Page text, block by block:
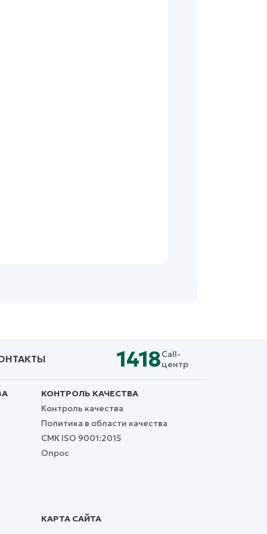
1418Call-
центр
КОНТРОЛЬ КАЧЕСТВА
Контроль качества
Политика в области качества
СМК ISO 9001:2015
Опрос
КАРТА САЙТА